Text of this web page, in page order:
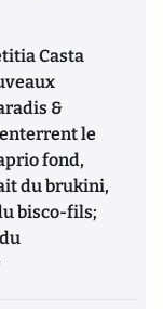
Casta
&
le
fond,
du brukini,
bisco-fils;